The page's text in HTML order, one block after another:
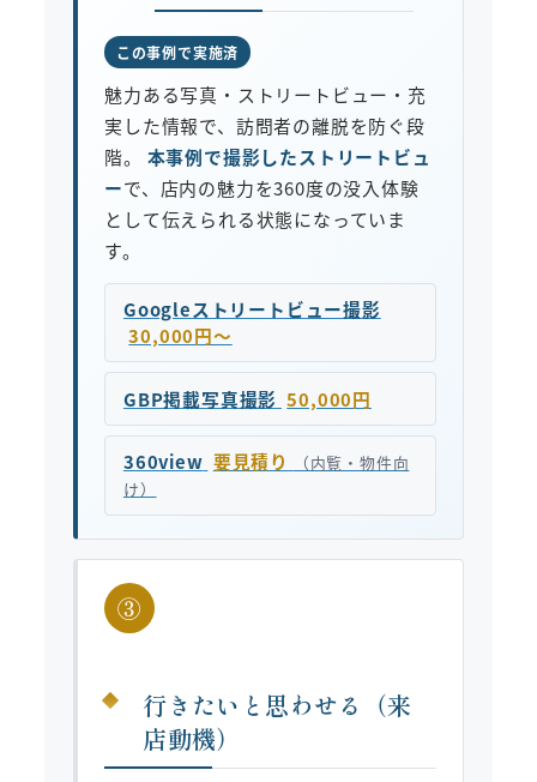
この事例で実施済
魅力ある写真・ストリートビュー・充
実した情報で、訪問者の離脱を防ぐ段
階。 本事例で撮影したストリートビュ
ーで、店内の魅力を360度の没入体験
として伝えられる状態になっていま
す。
Googleストリートビュー撮影
30,000円〜
GBP掲載写真撮影 50,000円
360view 要見積り
（内覧・物件向
け）
③
行きたいと思わせる（来
店動機）